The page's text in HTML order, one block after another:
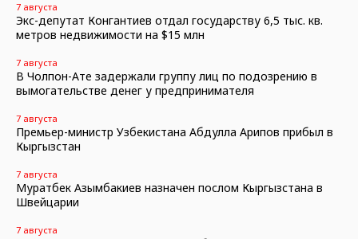
7 августа
Экс-депутат Конгантиев отдал государству 6,5 тыс. кв.
метров недвижимости на $15 млн
7 августа
В Чолпон-Ате задержали группу лиц по подозрению в
вымогательстве денег у предпринимателя
7 августа
Премьер-министр Узбекистана Абдулла Арипов прибыл в
Кыргызстан
7 августа
Муратбек Азымбакиев назначен послом Кыргызстана в
Швейцарии
7 августа